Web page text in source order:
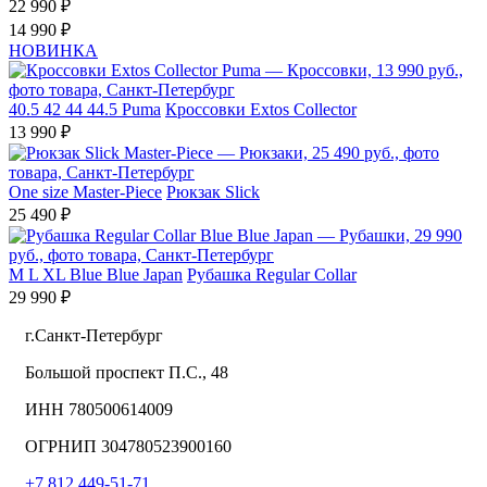
22 990 ₽
14 990 ₽
НОВИНКА
40.5 42 44 44.5 Puma Кроссовки Extos Collector
13 990 ₽
One size Master-Piece Рюкзак Slick
25 490 ₽
M L XL Blue Blue Japan Рубашка Regular Collar
29 990 ₽
г.Санкт-Петербург
Большой проспект П.С., 48
ИНН 780500614009
ОГРНИП 304780523900160